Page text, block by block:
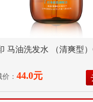
马油洗发水 （清爽型
： 44.0元